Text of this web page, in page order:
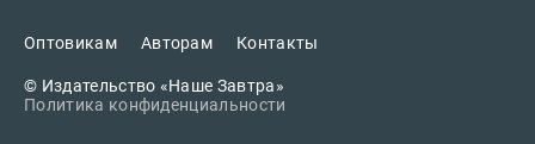
Оптовикам Авторам Контакты
© Издательство «Наше Завтра»
Политика конфиденциальности